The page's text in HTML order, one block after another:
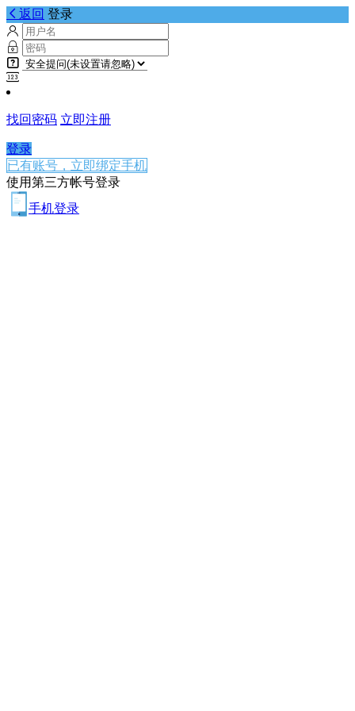
返回 登录
找回密码 立即注册
登录
已有账号，立即绑定手机
使用第三方帐号登录
手机登录